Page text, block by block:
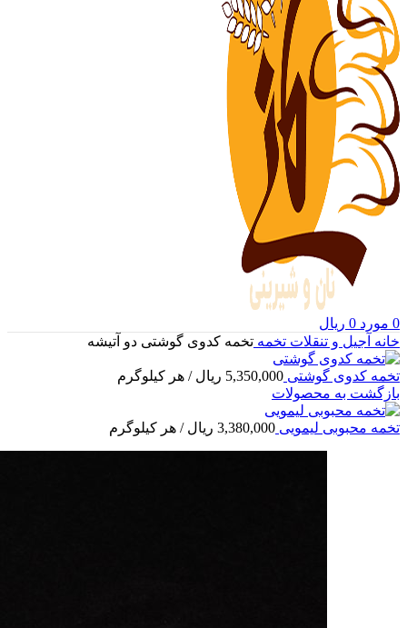
0 مورد 0 ریال
خانه آجیل و تنقلات تخمه تخمه کدوی گوشتی دو آتیشه
تخمه کدوی گوشتی 5,350,000 ریال / هر کیلوگرم
بازگشت به محصولات
تخمه محبوبی لیمویی 3,380,000 ریال / هر کیلوگرم